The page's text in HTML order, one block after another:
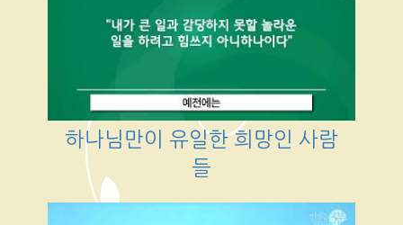
하나님만이 유일한 희망인 사람
들